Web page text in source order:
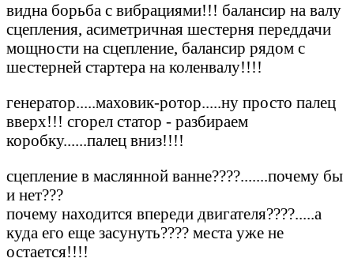
видна борьба с вибрациями!!! балансир на валу
сцепления, асиметричная шестерня переддачи
мощности на сцепление, балансир рядом с
шестерней стартера на коленвалу!!!!
генератор.....маховик-ротор.....ну просто палец
вверх!!! сгорел статор - разбираем
коробку......палец вниз!!!!
сцепление в маслянной ванне????.......почему бы
и нет???
почему находится впереди двигателя????.....а
куда его еще засунуть???? места уже не
остается!!!!